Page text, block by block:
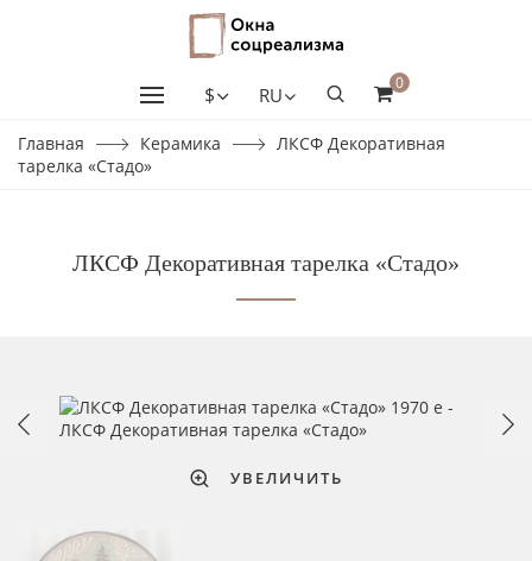
$ RU
0
Главная Керамика
ЛКСФ Декоративная
тарелка «Стадо»
ЛКСФ Декоративная тарелка «Стадо»
УВЕЛИЧИТЬ